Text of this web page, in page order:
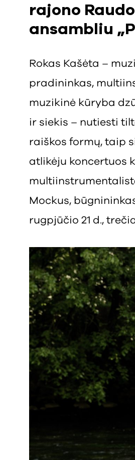
rajono
ansambliu
Rokas Kašėta –
pradininkas,
muzikinė kūryba
ir siekis – nutiesti
raiškos formų, taip
atlikėju koncertuos
Mockus,
rugpjūčio 21 d.,